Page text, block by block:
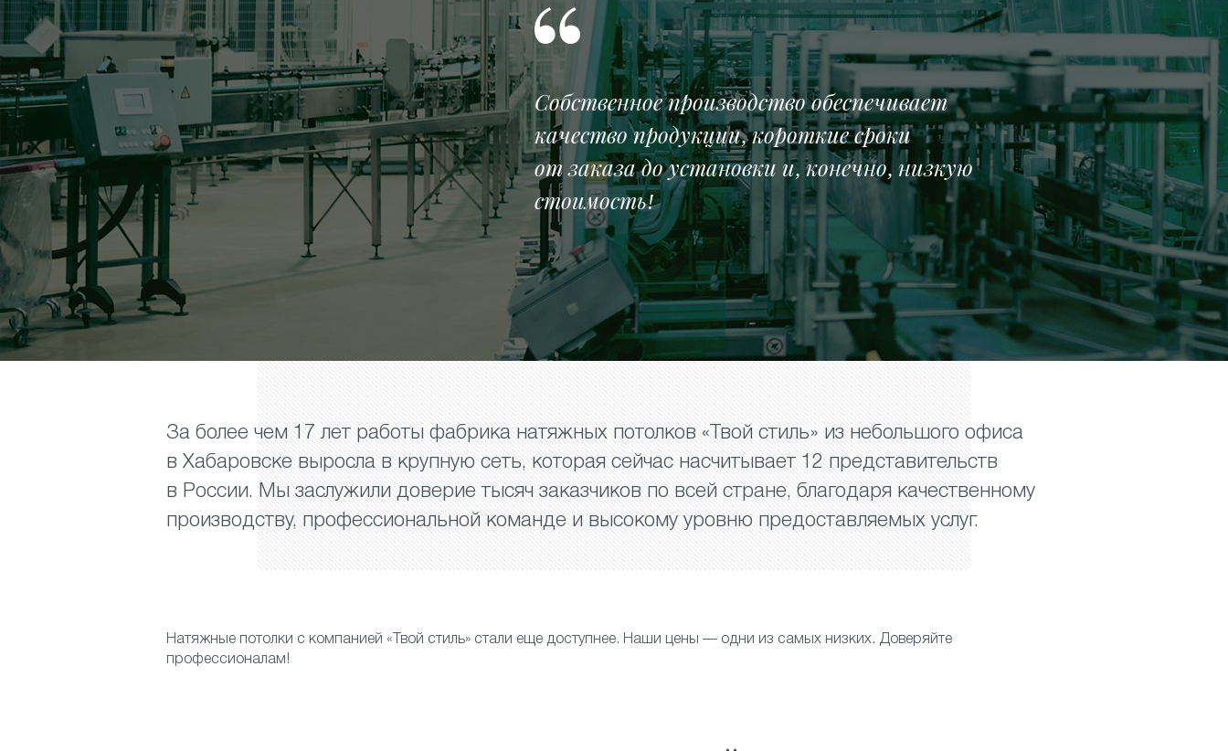
Собственное производство обеспечивает
качество продукции, короткие сроки
от заказа до установки и, конечно, низкую
стоимость!
За более чем 17 лет работы фабрика натяжных потолков «Твой стиль» из небольшого офиса
в Хабаровске выросла в крупную сеть, которая сейчас насчитывает 12 представительств
в России. Мы заслужили доверие тысяч заказчиков по всей стране, благодаря качественному
производству, профессиональной команде и высокому уровню предоставляемых услуг.
Натяжные потолки с компанией «Твой стиль» стали еще доступнее. Наши цены — одни из самых низких. Доверяйте
профессионалам!